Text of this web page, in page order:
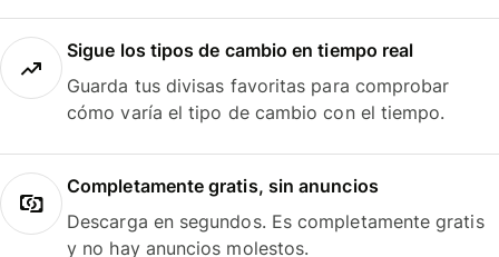
Sigue los tipos de cambio en tiempo real
Guarda tus divisas favoritas para comprobar
cómo varía el tipo de cambio con el tiempo.
Completamente gratis, sin anuncios
Descarga en segundos. Es completamente gratis
y no hay anuncios molestos.